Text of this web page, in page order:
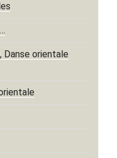
Danse orientale